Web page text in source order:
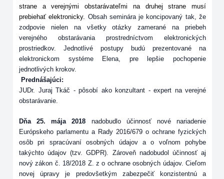
strane a verejnými obstarávateľmi na druhej strane musí
prebiehať elektronicky. Obsah seminára je koncipovaný tak, že
zodpovie nielen na všetky otázky zamerané na priebeh
verejného obstarávania prostredníctvom elektronických
prostriedkov. Jednotlivé postupy budú prezentované na
elektronickom systéme Elena, pre lepšie pochopenie
jednotlivých krokov.
Prednášajúci:
JUDr. Juraj Tkáč -pôsobí ako konzultant - expert na verejné
obstarávanie.
Dňa 25. mája 2018 nadobudlo účinnosť nové nariadenie
Európskeho parlamentu a Rady 2016/679 o ochrane fyzických
osôb pri spracúvaní osobných údajov a o voľnom pohybe
takýchto údajov (tzv. GDPR). Zároveň nadobudol účinnosť aj
nový zákon č. 18/2018 Z. z o ochrane osobných údajov. Cieľom
novej úpravy je predovšetkým zabezpečiť konzistentnú a